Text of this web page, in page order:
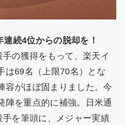
続4位からの脱却を！
の獲得をもって、楽天イ
は69名（上限70名）とな
容がほぼ固まりました。今
陣を重点的に補強。日米通
を筆頭に、メジャー実績